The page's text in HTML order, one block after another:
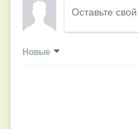
Новые